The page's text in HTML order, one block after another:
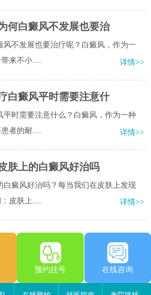
何白癜风不发展也要治
不发展也要治疗呢？白癜风，作为一
来不小.....
详情>>
白癜风平时需要注意什
时需要注意什么？白癜风，作为一种
者的耐.....
详情>>
肤上的白癜风好治吗
白癜风好治吗？每当我们在皮肤上发现
皮肤上.....
详情>>
预约挂号 在线咨询